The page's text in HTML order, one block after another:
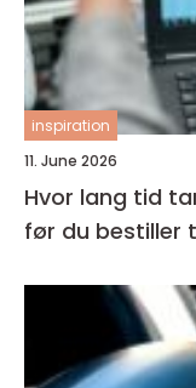
inspiration
11. June 2026
Hvor lang tid
før du bestiller